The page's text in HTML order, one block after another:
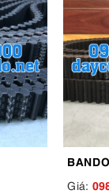
Giá: